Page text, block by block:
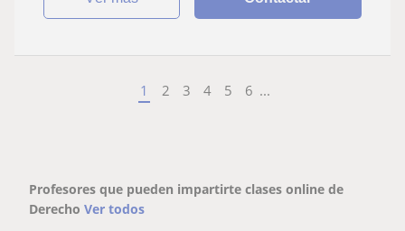
1 2 3 4 5 6 ...
Profesores que pueden impartirte clases online de
Derecho Ver todos